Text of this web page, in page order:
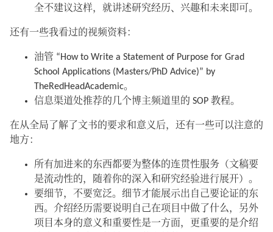
全不建议这样，就讲述研究经历、兴趣和未来即可。
还有一些我看过的视频资料：
油管 “How to Write a Statement of Purpose for Grad
School Applications (Masters/PhD Advice)” by
TheRedHeadAcademic。
信息渠道处推荐的几个博主频道里的 SOP 教程。
在从全局了解了文书的要求和意义后，还有一些可以注意的
地方：
所有加进来的东西都要为整体的连贯性服务（文稿要
是流动性的，随着你的深入和研究经验进行展开）。
要细节，不要宽泛。细节才能展示出自己要论证的东
西。介绍经历需要说明自己在项目中做了什么，另外
项目本身的意义和重要性是一方面，更重要的是介绍